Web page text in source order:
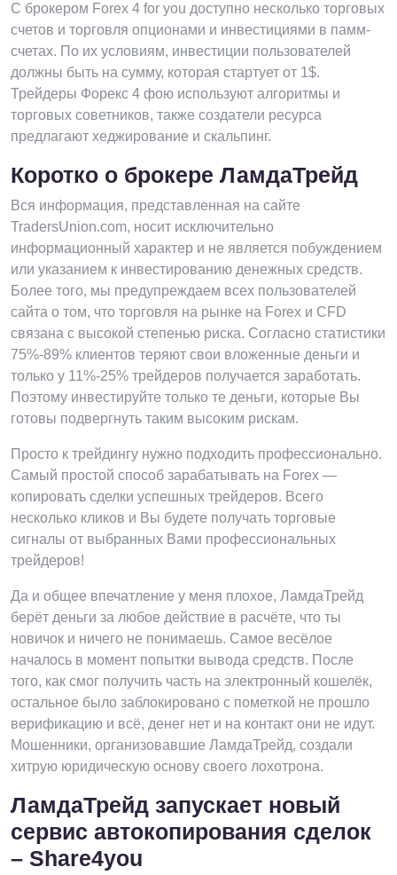
С брокером Forex 4 for you доступно несколько торговых
счетов и торговля опционами и инвестициями в памм-
счетах. По их условиям, инвестиции пользователей
должны быть на сумму, которая стартует от 1$.
Трейдеры Форекс 4 фою используют алгоритмы и
торговых советников, также создатели ресурса
предлагают хеджирование и скальпинг.
Коротко о брокере ЛамдаТрейд
Вся информация, представленная на сайте
TradersUnion.com, носит исключительно
информационный характер и не является побуждением
или указанием к инвестированию денежных средств.
Более того, мы предупреждаем всех пользователей
сайта о том, что торговля на рынке на Forex и CFD
связана с высокой степенью риска. Согласно статистики
75%-89% клиентов теряют свои вложенные деньги и
только у 11%-25% трейдеров получается заработать.
Поэтому инвестируйте только те деньги, которые Вы
готовы подвергнуть таким высоким рискам.
Просто к трейдингу нужно подходить профессионально.
Самый простой способ зарабатывать на Forex —
копировать сделки успешных трейдеров. Всего
несколько кликов и Вы будете получать торговые
сигналы от выбранных Вами профессиональных
трейдеров!
Да и общее впечатление у меня плохое, ЛамдаТрейд
берёт деньги за любое действие в расчёте, что ты
новичок и ничего не понимаешь. Самое весёлое
началось в момент попытки вывода средств. После
того, как смог получить часть на электронный кошелёк,
остальное было заблокировано с пометкой не прошло
верификацию и всё, денег нет и на контакт они не идут.
Мошенники, организовавшие ЛамдаТрейд, создали
хитрую юридическую основу своего лохотрона.
ЛамдаТрейд запускает новый
сервис автокопирования сделок
– Share4you